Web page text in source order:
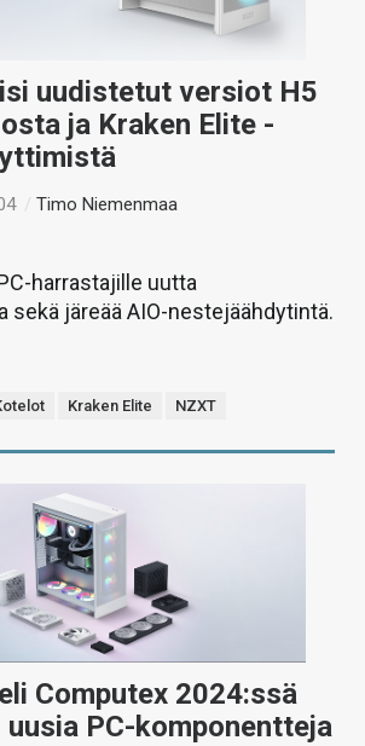
uudistetut versiot H5
ja Kraken Elite -
/Timo Niemenmaa
harrastajille uutta
sekä järeää AIO-nestejäähdytintä.
Kraken Elite NZXT
Computex 2024:ssä
uusia PC-komponentteja